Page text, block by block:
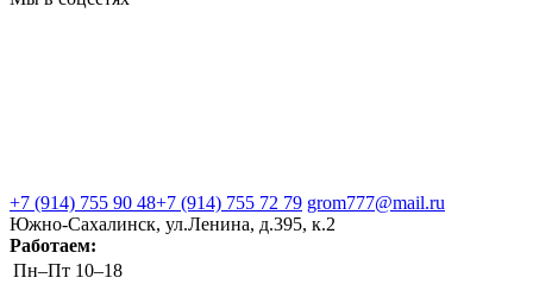
+7 (914) 755 90 48+7 (914) 755 72 79 grom777@mail.ru
Южно-Сахалинск, ул.Ленина, д.395, к.2
Работаем:
Пн–Пт 10–18